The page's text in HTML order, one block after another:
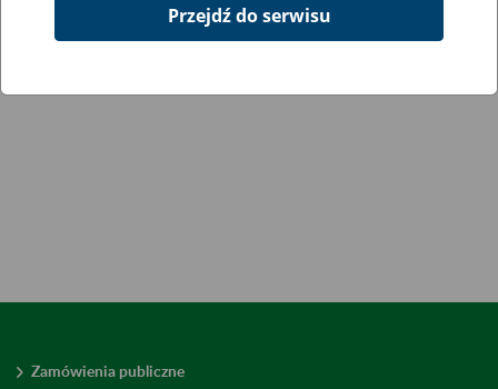
Zamówienia publiczne
Przejdź do serwisu